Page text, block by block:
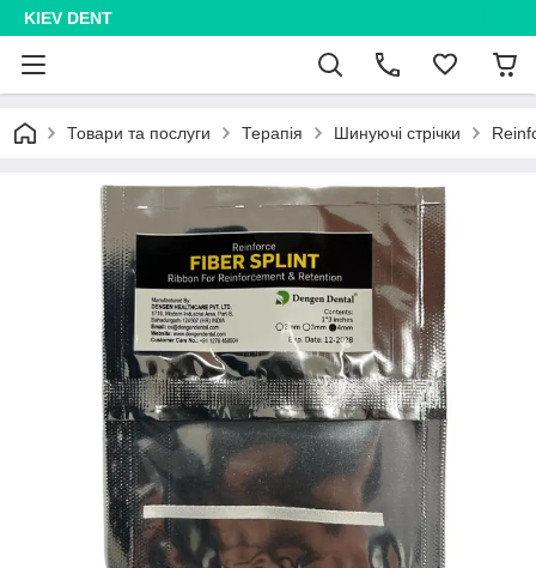
KIEV DENT
Товари та послуги Терапія Шинуючі стрічки